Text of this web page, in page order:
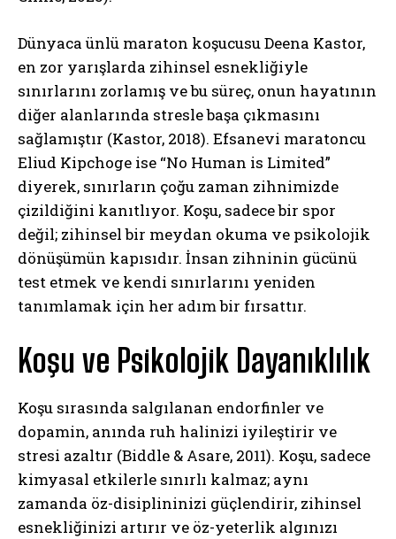
Dünyaca ünlü maraton koşucusu Deena Kastor,
en zor yarışlarda zihinsel esnekliğiyle
sınırlarını zorlamış ve bu süreç, onun hayatının
diğer alanlarında stresle başa çıkmasını
sağlamıştır (Kastor, 2018). Efsanevi maratoncu
Eliud Kipchoge ise “No Human is Limited”
diyerek, sınırların çoğu zaman zihnimizde
çizildiğini kanıtlıyor. Koşu, sadece bir spor
değil; zihinsel bir meydan okuma ve psikolojik
dönüşümün kapısıdır. İnsan zihninin gücünü
test etmek ve kendi sınırlarını yeniden
tanımlamak için her adım bir fırsattır.
Koşu ve Psikolojik Dayanıklılık
Koşu sırasında salgılanan endorfinler ve
dopamin, anında ruh halinizi iyileştirir ve
stresi azaltır (Biddle & Asare, 2011). Koşu, sadece
kimyasal etkilerle sınırlı kalmaz; aynı
zamanda öz-disiplininizi güçlendirir, zihinsel
esnekliğinizi artırır ve öz-yeterlik algınızı